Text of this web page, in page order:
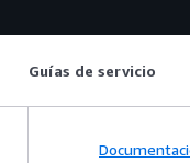
Guías de servicio